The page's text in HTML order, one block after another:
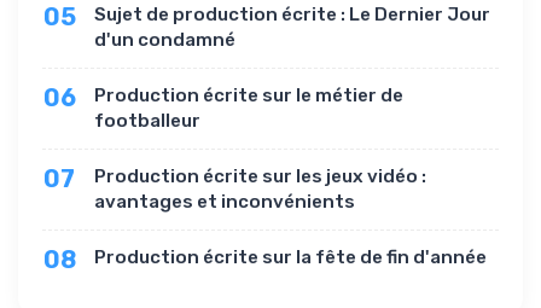
05
Sujet de production écrite : Le Dernier Jour
d'un condamné
06
Production écrite sur le métier de
footballeur
07
Production écrite sur les jeux vidéo :
avantages et inconvénients
08 Production écrite sur la fête de fin d'année